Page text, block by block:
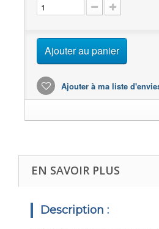
Ajouter au panier
Ajouter à ma liste
EN SAVOIR PLUS
Description :